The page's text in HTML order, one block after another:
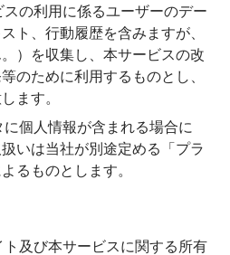
の利用に係るユーザーのデー
ト、行動履歴を含みますが、
）を収集し、本サービスの改
のために利用するものとし、
ます。
個人情報が含まれる場合に
いは当社が別途定める「プラ
るものとします。
及び本サービスに関する所有